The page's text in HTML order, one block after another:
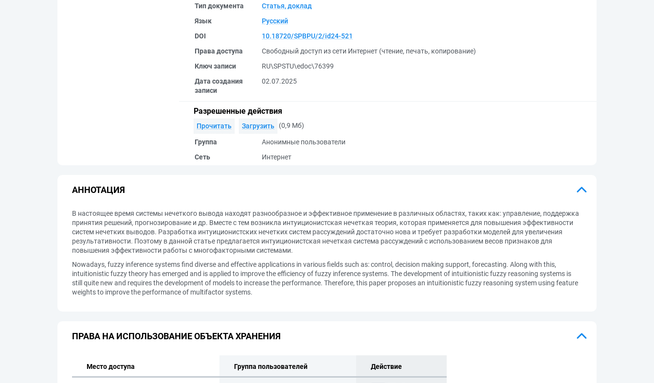
Тип документа
Статья, доклад
Язык
Русский
DOI
10.18720/SPBPU/2/id24-521
Права доступа
Свободный доступ из сети Интернет (чтение, печать, копирование)
Ключ записи
RU\SPSTU\edoc\76399
Дата создания
записи
02.07.2025
Разрешенные действия
Прочитать Загрузить (0,9 Мб)
Группа
Анонимные пользователи
Сеть
Интернет
АННОТАЦИЯ
В настоящее время системы нечеткого вывода находят разнообразное и эффективное применение в различных областях, таких как: управление, поддержка
принятия решений, прогнозирование и др. Вместе с тем возникла интуиционистская нечеткая теория, которая применяется для повышения эффективности
систем нечетких выводов. Разработка интуиционистских нечетких систем рассуждений достаточно нова и требует разработки моделей для увеличения
результативности. Поэтому в данной статье предлагается интуиционистская нечеткая система рассуждений с использованием весов признаков для
повышения эффективности работы с многофакторными системами.
Nowadays, fuzzy inference systems find diverse and effective applications in various fields such as: control, decision making support, forecasting. Along with this,
intuitionistic fuzzy theory has emerged and is applied to improve the efficiency of fuzzy inference systems. The development of intuitionistic fuzzy reasoning systems is
still quite new and requires the development of models to increase the performance. Therefore, this paper proposes an intuitionistic fuzzy reasoning system using feature
weights to improve the performance of multifactor systems.
ПРАВА НА ИСПОЛЬЗОВАНИЕ ОБЪЕКТА ХРАНЕНИЯ
Место доступа Группа пользователей Действие